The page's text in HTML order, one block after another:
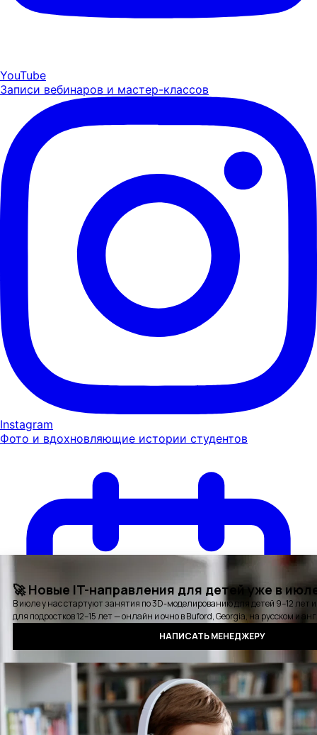
YouTube
Записи вебинаров и мастер-классов
Instagram
Фото и вдохновляющие истории студентов